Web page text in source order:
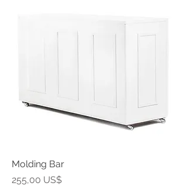
Molding Bar
Precio
255,00 US$